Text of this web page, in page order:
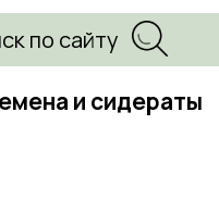
и сидераты
по сайту